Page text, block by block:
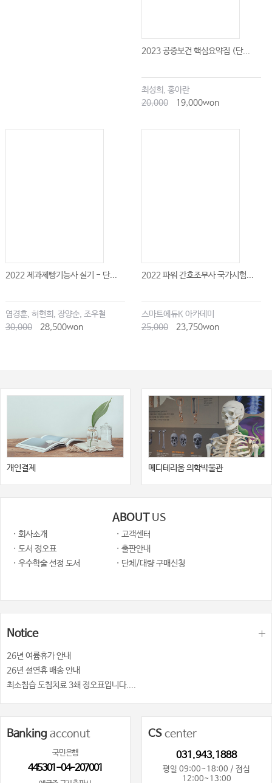
2023 공중보건 핵심요약집 (단...
최성희, 홍아란
20,000
19,000won
2022 제과제빵기능사 실기 - 단...
염경훈, 허현희, 장양순, 조우철
30,000
28,500won
2022 파워 간호조무사 국가시험...
스마트에듀K 아카데미
25,000
23,750won
개인결제 메디테리움 의학박물관
ABOUT US
· 회사소개
· 고객센터
· 도서 정오표
· 출판안내
· 우수학술 선정 도서
· 단체/대량 구매신청
Notice
26년 여륨휴가 안내
26년 설연휴 배송 안내
최소침습 도침치료 3쇄 정오표입니다....
Banking acconut
국민은행
445301-04-207001
CScenter
031.943.1888
평일 09:00~18:00 / 점심
12:00~13:00